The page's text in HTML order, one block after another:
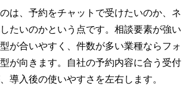
は、予約をチャットで受けたいのか、ネ
たいのかという点です。相談要素が強い
が合いやすく、件数が多い業種ならフォ
が向きます。自社の予約内容に合う受付
導入後の使いやすさを左右します。